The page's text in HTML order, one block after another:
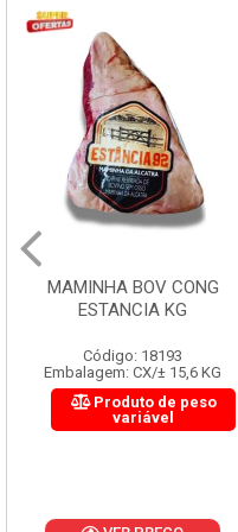
MAMINHA BOV CONG
ESTANCIA KG
Código: 18193
Embalagem: CX/± 15,6 KG
Produto de peso
variável